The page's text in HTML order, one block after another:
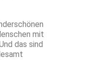
mit
das sind